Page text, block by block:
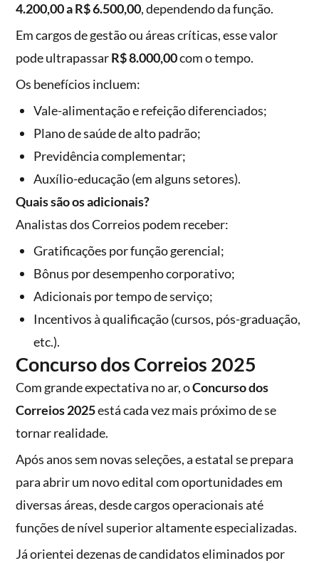
4.200,00 a R$ 6.500,00, dependendo da função.
Em cargos de gestão ou áreas críticas, esse valor
pode ultrapassarR$ 8.000,00com o tempo.
Os benefícios incluem:
Vale-alimentação e refeição diferenciados;
Plano de saúde de alto padrão;
Previdência complementar;
Auxílio-educação (em alguns setores).
Quais são os adicionais?
Analistas dos Correios podem receber:
Gratificações por função gerencial;
Bônus por desempenho corporativo;
Adicionais por tempo de serviço;
Incentivos à qualificação (cursos, pós-graduação,
etc.).
Concurso dos Correios 2025
Com grande expectativa no ar, oConcurso dos
Correios 2025está cada vez mais próximo de se
tornar realidade.
Após anos sem novas seleções, a estatal se prepara
para abrir um novo edital com oportunidades em
diversas áreas, desde cargos operacionais até
funções de nível superior altamente especializadas.
Já orientei dezenas de candidatos eliminados por